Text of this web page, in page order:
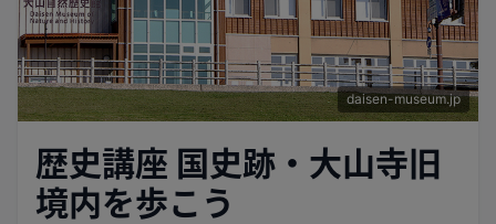
daisen-museum.jp
歴史講座 国史跡・大山寺旧
境内を歩こう